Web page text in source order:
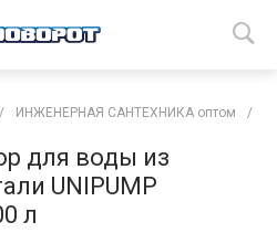
/ ИНЖЕНЕРНАЯ САНТЕХНИКА оптом /
для воды из
UNIPUMP
л